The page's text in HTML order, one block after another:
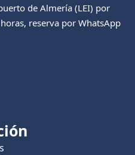
de Almería (LEI) por
reserva por WhatsApp